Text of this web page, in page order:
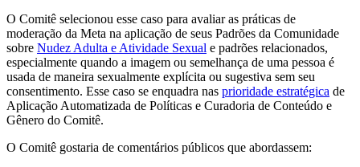
O Comitê selecionou esse caso para avaliar as práticas de
moderação da Meta na aplicação de seus Padrões da Comunidade
sobre Nudez Adulta e Atividade Sexual e padrões relacionados,
especialmente quando a imagem ou semelhança de uma pessoa é
usada de maneira sexualmente explícita ou sugestiva sem seu
consentimento. Esse caso se enquadra nas prioridade estratégica de
Aplicação Automatizada de Políticas e Curadoria de Conteúdo e
Gênero do Comitê.
O Comitê gostaria de comentários públicos que abordassem: